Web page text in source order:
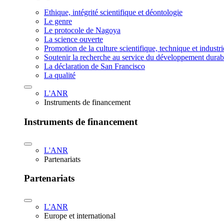
Ethique, intégrité scientifique et déontologie
Le genre
Le protocole de Nagoya
La science ouverte
Promotion de la culture scientifique, technique et
Soutenir la recherche au service du développement
La déclaration de San Francisco
La qualité
L'ANR
Instruments de financement
Instruments de financement
L'ANR
Partenariats
Partenariats
L'ANR
Europe et international